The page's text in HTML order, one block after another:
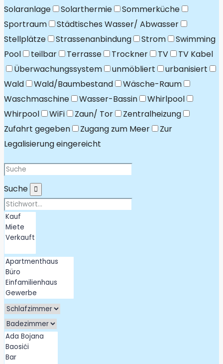
Solaranlage
Solarthermie
Sommerküche
Sportraum
Städtisches Wasser/ Abwasser
Stellplätze
Strassenanbindung Strom
Swimming
Pool
teilbar Terrasse Trockner TV
TV Kabel
Überwachungssystem
unmöbliert
urbanisiert
Wald
Wald/Baumbestand
Wäsche-Raum
Waschmaschine
Wasser-Bassin
Whirlpool
Whirpool
WiFi Zaun/ Tor
Zentralheizung
Zufahrt gegeben
Zugang zum Meer
Zur
Legalisierung eingereicht
Suche